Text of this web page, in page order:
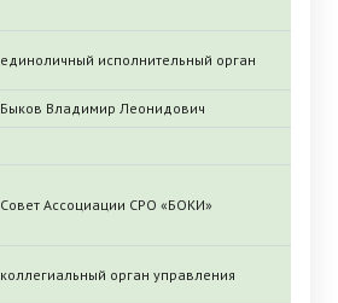
единоличный исполнительный орган
Быков Владимир Леонидович
Совет Ассоциации СРО «БОКИ»
коллегиальный орган управления